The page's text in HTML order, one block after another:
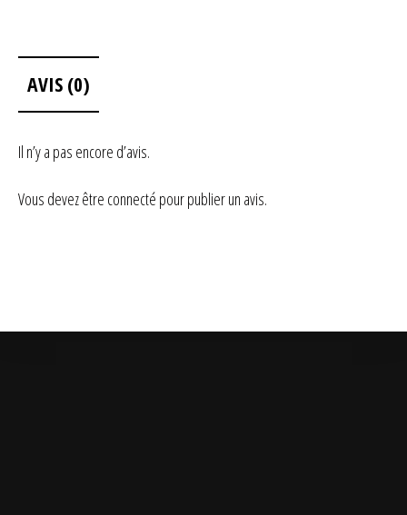
AVIS (0)
Il n’y a pas encore d’avis.
Vous devez être connecté pour publier un avis.